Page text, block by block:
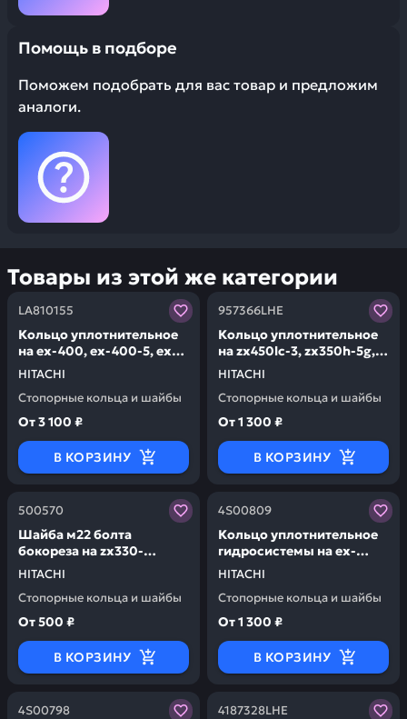
Помощь в подборе
Поможем подобрать для вас товар и предложим
аналоги.
Товары из этой же категории
LA810155
HITACHI
Кольцо уплотнительное
на ex-400, ex-400-5, ex-
400h, ex-450h-5 HITACHI
LA810155
Стопорные кольца и шайбы
Заказывая запчасти у нас, вы получаете гарантию
От3 100 ₽
В КОРЗИНУ
957366LHE
HITACHI
Кольцо уплотнительное
на zx450lc-3, zx350h-5g,
zx330-5g, zx200-5g
HITACHI 957366LHE
Стопорные кольца и шайбы
Заказывая запчасти у
От1 300 ₽
В КОРЗИНУ
500570
HITACHI
Шайба м22 болта
бокореза на zx330-
3,zx270 HITACHI 500570
Стопорные кольца и шайбы
Заказывая запчасти у нас, вы получаете гарантию
От500 ₽
В КОРЗИНУ
4S00809
HITACHI
Кольцо уплотнительное
гидросистемы на ex-
1200ld, ex1200-6bh,
ex1900-6bh, zx330-5g
HITACHI 4S00809
Стопорные кольца и шайбы
Заказывая запчасти у
От1 300 ₽
В КОРЗИНУ
4S00798
Заказывая запчасти у нас, вы получаете гарантию
4187328LHE
Заказывая запчасти у